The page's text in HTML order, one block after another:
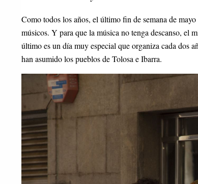
Como todos los años, el último fin de semana de
músicos. Y para que la música no tenga descanso, el
último es un día muy especial que organiza cada dos
han asumido los pueblos de Tolosa e Ibarra.